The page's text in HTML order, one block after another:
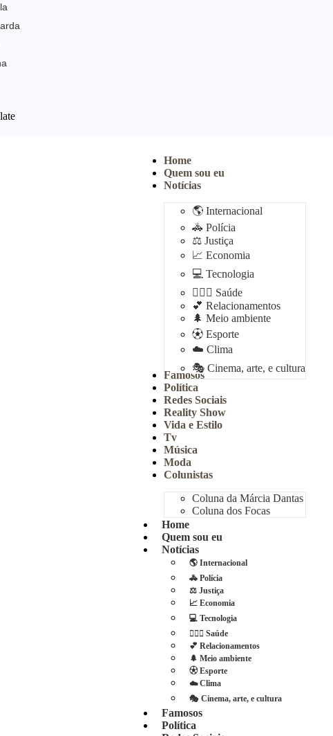
Home
Quem sou eu
Notícias
🌎 Internacional
🚓 Polícia
⚖️ Justiça
📈 Economia
💻 Tecnologia
👩🏻‍⚕️ Saúde
💕 Relacionamentos
🌲 Meio ambiente
⚽︎ Esporte
☁️ Clima
🎭 Cinema, arte, e cultura
Famosos
Política
Redes Sociais
Reality Show
Vida e Estilo
Tv
Música
Moda
Colunistas
Coluna da Márcia Dantas
Coluna dos Focas
Home
Quem sou eu
Notícias
🌎 Internacional
🚓 Polícia
⚖️ Justiça
📈 Economia
💻 Tecnologia
👩🏻‍⚕️ Saúde
💕 Relacionamentos
🌲 Meio ambiente
⚽︎ Esporte
☁️ Clima
🎭 Cinema, arte, e cultura
Famosos
Política